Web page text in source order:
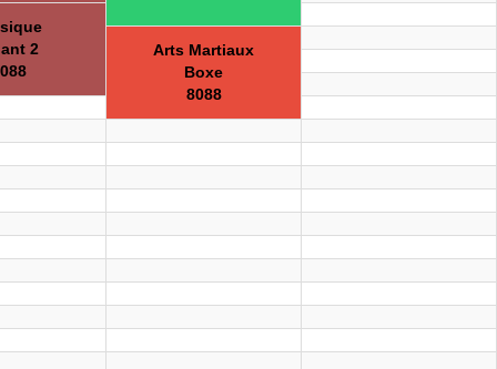
2
Arts Martiaux
Boxe
8088